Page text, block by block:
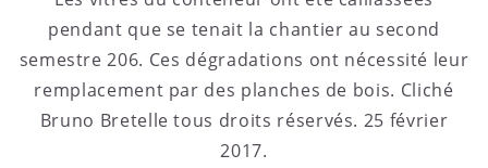
pendant que se tenait la chantier au second
semestre 206. Ces dégradations ont nécessité leur
remplacement par des planches de bois. Cliché
Bruno Bretelle tous droits réservés. 25 février
2017.